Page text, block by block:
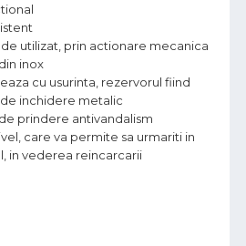
utilizat, prin actionare mecanica
inox
cu usurinta, rezervorul fiind
inchidere metalic
prindere antivandalism
care va permite sa urmariti in
in vederea reincarcarii